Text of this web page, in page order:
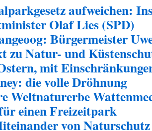
aufweichen:
Olaf Lies (SPD)
Bürgermeister
zu Natur- und
mit
die volle Dröhnung
Weltnaturerbe
einen Freizeitpark
von